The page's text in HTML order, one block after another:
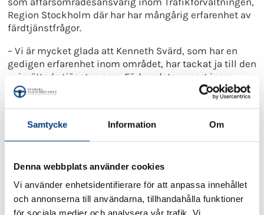
Samtycke Information Om
Denna webbplats använder cookies
Vi använder enhetsidentifierare för att anpassa innehållet
och annonserna till användarna, tillhandahålla funktioner
för sociala medier och analysera vår trafik. Vi
Region Stockholm där har har mångårig erfarenhet av
färdtjänstfrågor.
– Vi är mycket glada att Kenneth Svärd, som har en
gedigen erfarenhet inom området, har tackat ja till den
nyinrättade tjänsten som Förbundets expert inom
offentlig upphandling, säger Lennart Kalderén,
ordförande i Svenska Taxiförbundet.
– Taxinäringen spelar en viktig roll för
samhällsbetalda resor; skolskjuts, färdtjänst och
framhåller att området är en viktig bas för
ungefär hälften av taxinäringens intäkter, på vissa
orter upp till 90 procent.